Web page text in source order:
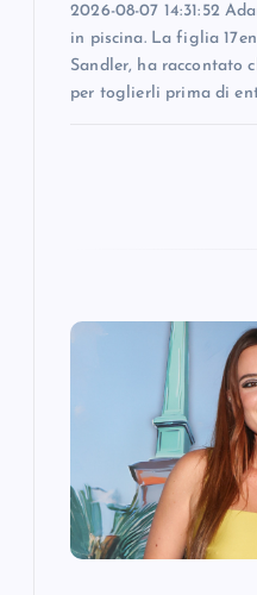
2026-08-07 14:31:52
in piscina. La figlia
Sandler, ha raccontato
per toglierli prima di